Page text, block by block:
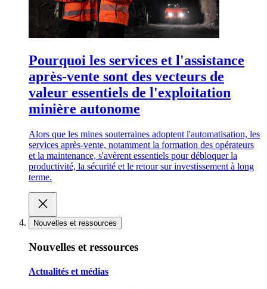
Pourquoi les services et l'assistance
après-vente sont des vecteurs de
valeur essentiels de l'exploitation
minière autonome
Alors que les mines souterraines adoptent l'automatisation, les
services après-vente, notamment la formation des opérateurs
et la maintenance, s'avèrent essentiels pour débloquer la
productivité, la sécurité et le retour sur investissement à long
terme.
Nouvelles et ressources
Nouvelles et ressources
Actualités et médias